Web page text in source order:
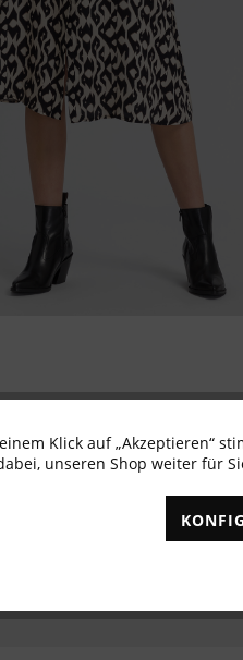
✓
Klick auf „Akzeptieren“
unseren Shop weiter für